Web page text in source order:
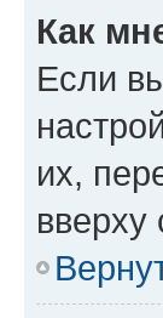
Как
Если
их,